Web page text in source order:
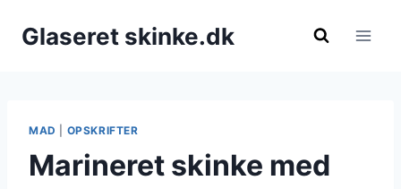
Glaseret skinke.dk
MAD OPSKRIFTER
Marineret skinke med